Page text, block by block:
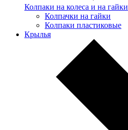
Колпаки на колеса и на гайки
Колпачки на гайки
Колпаки пластиковые
Крылья